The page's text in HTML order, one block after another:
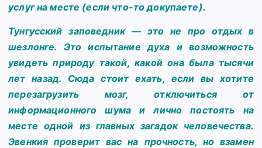
услуг на месте (если что-то докупаете).
Тунгусский заповедник — это не про отдых в
шезлонге. Это испытание духа и возможность
увидеть природу такой, какой она была тысячи
лет назад. Сюда стоит ехать, если вы хотите
перезагрузить мозг, отключиться от
информационного шума и лично постоять на
месте одной из главных загадок человечества.
Эвенкия проверит вас на прочность, но взамен